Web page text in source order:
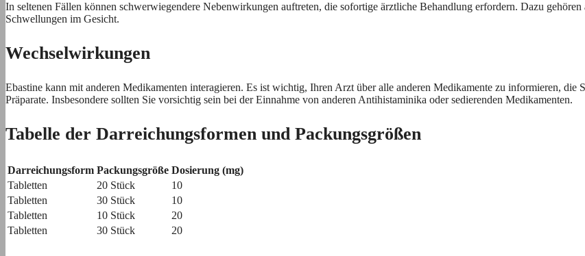
In seltenen Fällen können schwerwiegendere Nebenwirkungen auftreten, die sofortige ärztliche Behandlung erfordern. Dazu
Schwellungen im Gesicht.
Wechselwirkungen
Ebastine kann mit anderen Medikamenten interagieren. Es ist wichtig, Ihren Arzt über alle anderen Medikamente zu informieren,
Präparate. Insbesondere sollten Sie vorsichtig sein bei der Einnahme von anderen Antihistaminika oder sedierenden Medikamenten.
Tabelle der Darreichungsformen und Packungsgrößen
Darreichungsform Packungsgröße Dosierung (mg)
Tabletten
20 Stück
10
Tabletten
30 Stück
10
Tabletten
10 Stück
20
Tabletten
30 Stück 20